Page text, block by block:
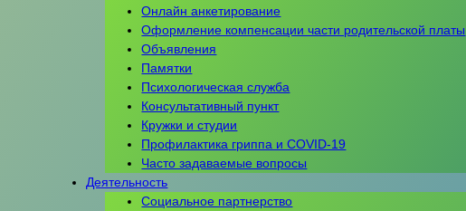
Онлайн анкетирование
Оформление компенсации части родительской платы
Объявления
Памятки
Психологическая служба
Консультативный пункт
Кружки и студии
Профилактика гриппа и COVID-19
Часто задаваемые вопросы
Деятельность
Социальное партнерство